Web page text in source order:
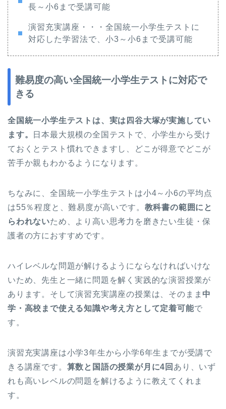
長～小6まで受講可能
演習充実講座・・・全国統一小学生テストに
対応した学習法で、小3～小6まで受講可能
難易度の高い全国統一小学生テストに対応で
きる
全国統一小学生テストは、実は四谷大塚が実施してい
ます。
日本最大規模の全国テストで、小学生から受け
ておくとテスト慣れできますし、どこが得意でどこが
苦手か親もわかるようになります。
ちなみに、全国統一小学生テストは小4～小6の平均点
は55％程度と、難易度が高いです。 教科書の範囲にと
らわれないため、より高い思考力を磨きたい生徒・保
護者の方におすすめです。
ハイレベルな問題が解けるようにならなければいけな
いため、先生と一緒に問題を解く実践的な演習授業が
あります。そして演習充実講座の授業は、そのまま 中
学・高校まで使える知識や考え方として定着可能で
す。
演習充実講座は小学3年生から小学6年生までが受講で
きる講座です。 算数と国語の授業が月に4回 あり、いず
れも高いレベルの問題を解けるように教えてくれま
す。